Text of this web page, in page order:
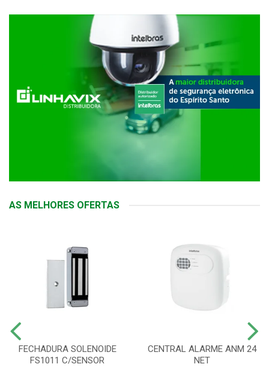
AS MELHORES OFERTAS
FECHADURA SOLENOIDE
FS1011 C/SENSOR
CENTRAL ALARME ANM 24
NET